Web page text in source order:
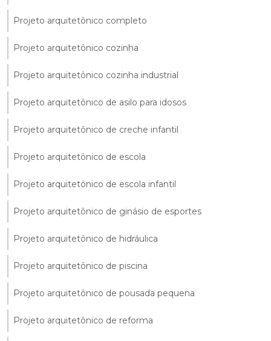
Projeto arquitetônico completo
Projeto arquitetônico cozinha
Projeto arquitetônico cozinha industrial
Projeto arquitetônico de asilo para idosos
Projeto arquitetônico de creche infantil
Projeto arquitetônico de escola
Projeto arquitetônico de escola infantil
Projeto arquitetônico de ginásio de esportes
Projeto arquitetônico de hidráulica
Projeto arquitetônico de piscina
Projeto arquitetônico de pousada pequena
Projeto arquitetônico de reforma